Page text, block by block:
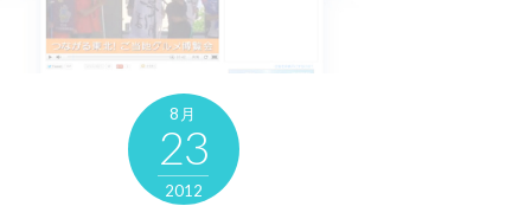
8月
23
2012